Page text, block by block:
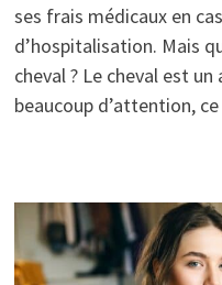
ses frais médicaux en
d’hospitalisation. Mais
cheval ? Le cheval est
beaucoup d’attention,